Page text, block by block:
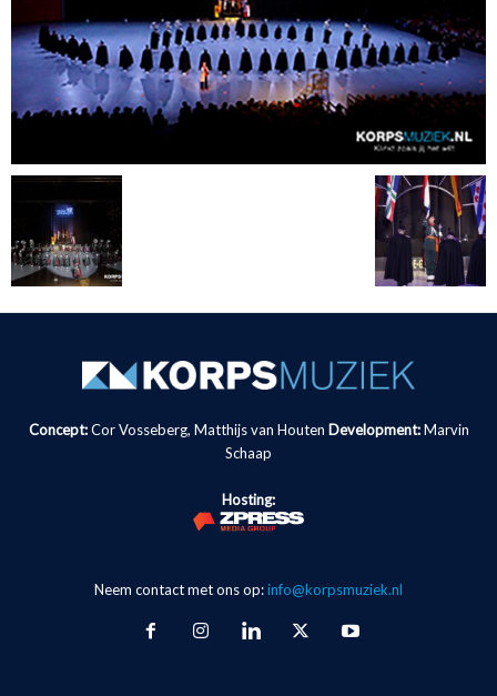
Concept:Cor Vosseberg, Matthijs van Houten Development: Marvin
Schaap
Hosting:
Neem contact met ons op:info@korpsmuziek.nl